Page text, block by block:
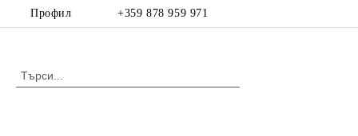
Профил +359 878 959 971